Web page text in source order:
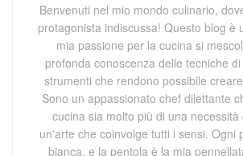
Benvenuti nel mio mondo culinario,
protagonista indiscussa! Questo blog è
mia passione per la cucina si
profonda conoscenza delle tecniche
strumenti che rendono possibile
Sono un appassionato chef dilettante
cucina sia molto più di una necessità
un'arte che coinvolge tutti i sensi. Ogni
bianca, e la pentola è la mia